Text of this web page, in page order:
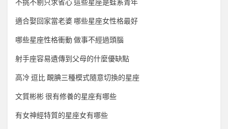
不挑不剔只求省心 這些星座是蛙系青年
適合娶回家當老婆 哪些星座女性格最好
哪些星座性格衝動 做事不經過頭腦
射手座容易遺傳到父母的什麼優缺點
高冷 逗比 靦腆三種模式隨意切換的星座
文質彬彬 很有修養的星座有哪些
有女神經特質的星座女有哪些